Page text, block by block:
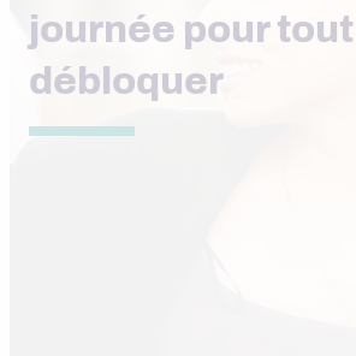
journée pour tout
débloquer